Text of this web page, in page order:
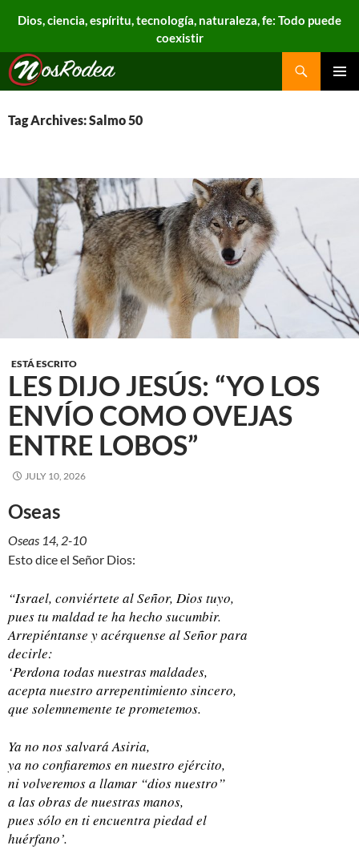
Dios, ciencia, espíritu, tecnología, naturaleza, fe: Todo puede
coexistir
Nos Rodea
Search
Tag Archives: Salmo 50
ESTÁ ESCRITO
LES DIJO JESÚS: “YO LOS
ENVÍO COMO OVEJAS
ENTRE LOBOS”
JULY 10, 2026
Oseas
Oseas 14, 2-10
Esto dice el Señor Dios:
“Israel, conviértete al Señor, Dios tuyo,
pues tu maldad te ha hecho sucumbir.
Arrepiéntanse y acérquense al Señor para
decirle:
‘Perdona todas nuestras maldades,
acepta nuestro arrepentimiento sincero,
que solemnemente te prometemos.
Ya no nos salvará Asiria,
ya no confiaremos en nuestro ejército,
ni volveremos a llamar “dios nuestro”
a las obras de nuestras manos,
pues sólo en ti encuentra piedad el
huérfano’.